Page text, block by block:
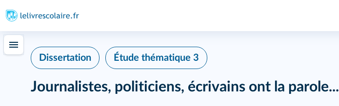
Dissertation Étude thématique 3
Journalistes, politiciens, écrivains ont la parole...